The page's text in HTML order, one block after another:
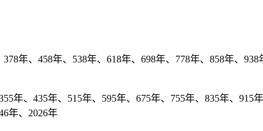
年、458年、538年、618年、698年、778年、858年、938
、435年、515年、595年、675年、755年、835年、915
年、2026年